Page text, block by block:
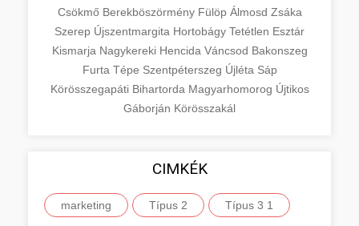
Csökmő Berekböszörmény Fülöp Álmosd Zsáka
Szerep Újszentmargita Hortobágy Tetétlen Esztár
Kismarja Nagykereki Hencida Váncsod Bakonszeg
Furta Tépe Szentpéterszeg Újléta Sáp
Körösszegapáti Bihartorda Magyarhomorog Újtikos
Gáborján Körösszakál
CIMKÉK
marketing Típus 2 Típus 3 1